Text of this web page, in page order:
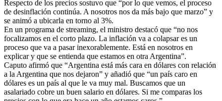
Respecto de los precios sostuvo que “por lo que vemos, el proceso
de desinflación continúa. A nosotros nos da más bajo que marzo” y
se animó a ubicarla en torno al 3%.
En un programa de streaming, el ministro destacó que “no nos
focalizamos en el corto plazo. La inflación va a colapsar es un
proceso que va a pasar inexorablemente. Está en nosotros en
explicar y que se entienda que estamos en otra Argentina”.
Caputo afirmó que “Argentina está más cara en dólares con relación
a la Argentina que nos dejaron” y añadió que “un país caro en
dólares es un país al que le va muy mal. Buscamos que un
asalariado cobre un buen salario en dólares. Si me comparas los